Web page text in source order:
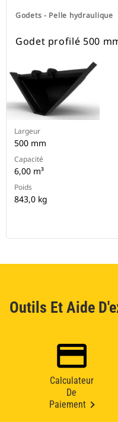
Godets - Pelle hydraulique
Godet profilé 500
Largeur
500 mm
Capacité
6,00 m³
Poids
843,0 kg
Outils Et Aide
Calculateur
De
Paiement